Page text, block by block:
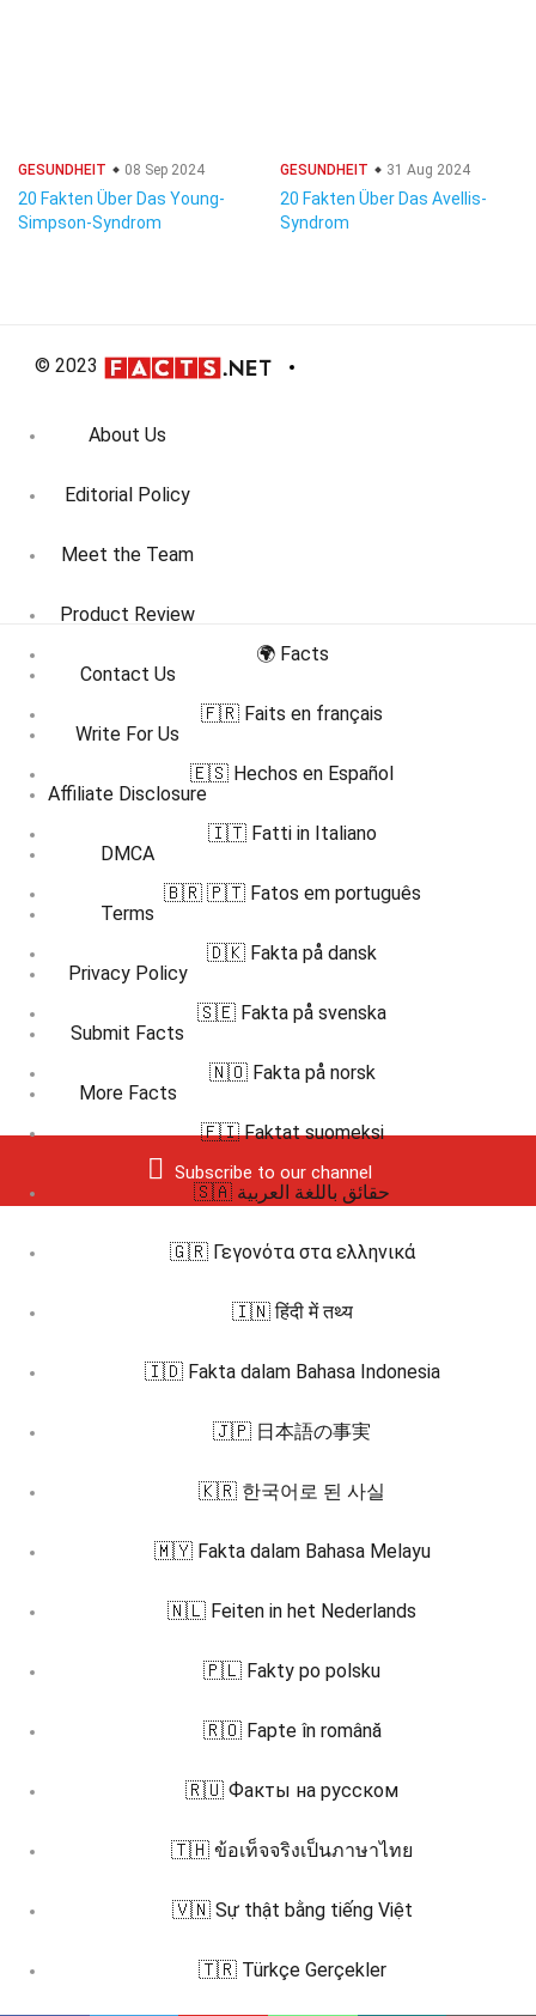
GESUNDHEIT 08 Sep 2024
20 Fakten Über Das Young-
Simpson-Syndrom
GESUNDHEIT 31 Aug 2024
20 Fakten Über Das Avellis-
Syndrom
© 2023
About Us
Editorial Policy
Meet the Team
Product Review
Contact Us
Write For Us
Affiliate Disclosure
DMCA
Terms
Privacy Policy
Submit Facts
More Facts
Subscribe to our channel
🌍 Facts
🇫🇷 Faits en français
🇪🇸 Hechos en Español
🇮🇹 Fatti in Italiano
🇧🇷 🇵🇹 Fatos em português
🇩🇰 Fakta på dansk
🇸🇪 Fakta på svenska
🇳🇴 Fakta på norsk
🇫🇮 Faktat suomeksi
🇸🇦 حقائق باللغة العربية
🇬🇷 Γεγονότα στα ελληνικά
🇮🇳 हिंदी में तथ्य
🇮🇩 Fakta dalam Bahasa Indonesia
🇯🇵 日本語の事実
🇰🇷 한국어로 된 사실
🇲🇾 Fakta dalam Bahasa Melayu
🇳🇱 Feiten in het Nederlands
🇵🇱 Fakty po polsku
🇷🇴 Fapte în română
🇷🇺 Факты на русском
🇹🇭 ข้อเท็จจริงเป็นภาษาไทย
🇻🇳 Sự thật bằng tiếng Việt
🇹🇷 Türkçe Gerçekler